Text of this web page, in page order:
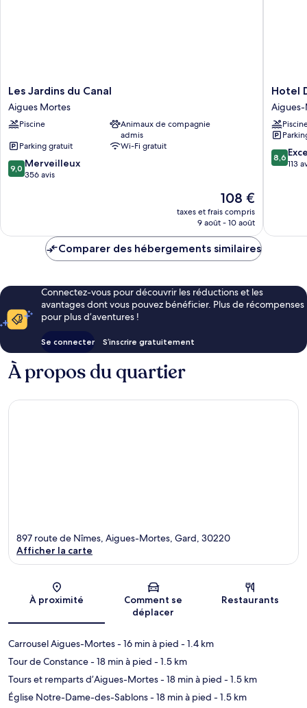
Les
Jardins
du
Canal
Mortes
Les Jardins du Canal
Aigues Mortes
Piscine
Animaux de compagnie
admis
Parking gratuit
Wi-Fi gratuit
9.0
sur
9,0 Merveilleux
356 avis
Le
nouveau
prix
de
108 €
taxes et frais compris
9 août - 10 août
Hotel
Des
4
Vents
Aigues-
Mortes
Hotel
8.6
sur
8,6
113
Comparer des hébergements similaires
Connectez-vous pour découvrir les réductions et les
avantages dont vous pouvez bénéficier. Plus de récompenses
pour plus d’aventures !
Se connecter S’inscrire gratuitement
À propos du quartier
Carte
897 route de Nîmes, Aigues-Mortes, Gard, 30220
Afficher la carte
À proximité
Comment se
déplacer
Restaurants
Carrousel Aigues-Mortes- 16 min à pied - 1.4 km
Tour de Constance- 18 min à pied - 1.5 km
Tours et remparts d’Aigues-Mortes- 18 min à pied - 1.5 km
Église Notre-Dame-des-Sablons- 18 min à pied - 1.5 km